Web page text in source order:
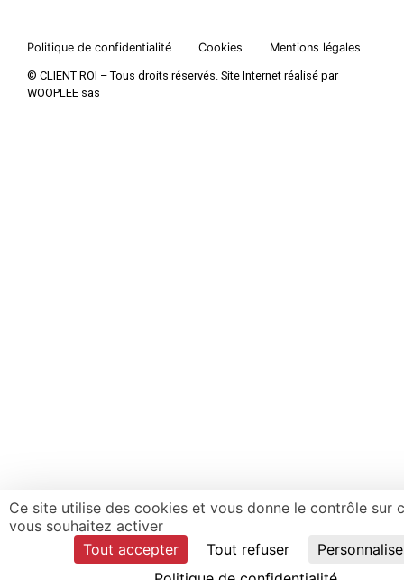
Politique de confidentialité Cookies Mentions légales
© CLIENT ROI – Tous droits réservés. Site Internet réalisé par
WOOPLEE sas
Ce site utilise des cookies et vous donne le contrôle sur
vous souhaitez activer
Tout accepter
Tout refuser